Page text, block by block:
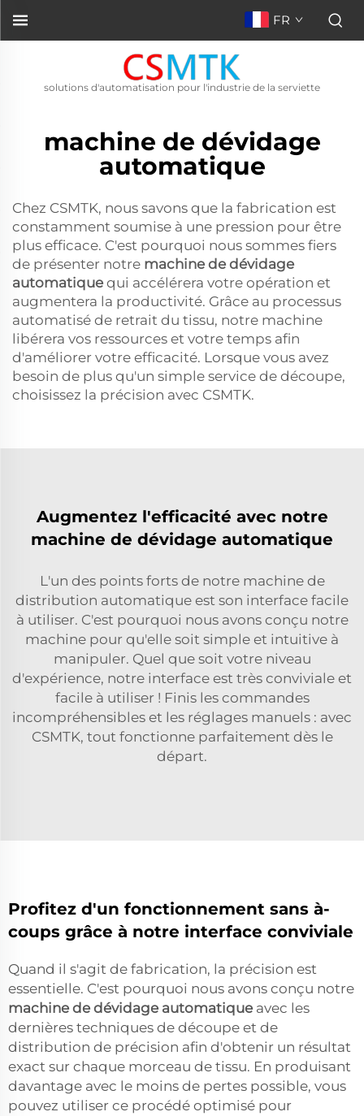
FR
solutions d'automatisation pour l'industrie de la serviette
machine de dévidage
automatique
Chez CSMTK, nous savons que la fabrication est
constamment soumise à une pression pour être
plus efficace. C'est pourquoi nous sommes fiers
de présenter notre machine de dévidage
automatique qui accélérera votre opération et
augmentera la productivité. Grâce au processus
automatisé de retrait du tissu, notre machine
libérera vos ressources et votre temps afin
d'améliorer votre efficacité. Lorsque vous avez
besoin de plus qu'un simple service de découpe,
choisissez la précision avec CSMTK.
Augmentez l'efficacité avec notre
machine de dévidage automatique
L'un des points forts de notre machine de
distribution automatique est son interface facile
à utiliser. C'est pourquoi nous avons conçu notre
machine pour qu'elle soit simple et intuitive à
manipuler. Quel que soit votre niveau
d'expérience, notre interface est très conviviale et
facile à utiliser ! Finis les commandes
incompréhensibles et les réglages manuels : avec
CSMTK, tout fonctionne parfaitement dès le
départ.
Profitez d'un fonctionnement sans à-
coups grâce à notre interface conviviale
Quand il s'agit de fabrication, la précision est
essentielle. C'est pourquoi nous avons conçu notre
machine de dévidage automatique avec les
dernières techniques de découpe et de
distribution de précision afin d'obtenir un résultat
exact sur chaque morceau de tissu. En produisant
davantage avec le moins de pertes possible, vous
pouvez utiliser ce procédé optimisé pour